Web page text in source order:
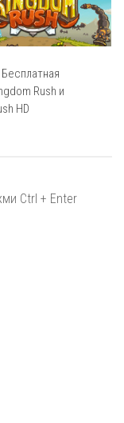
Rush и
HD
Ctrl + Enter